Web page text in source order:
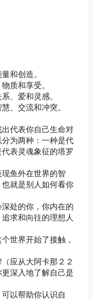
和创造。
质和享受。
、爱和灵感。
、交流和冲突。
代表你自己生命对
为两种：一种是代
表灵魂象征的塔罗
鱼外在世界的智
就是别人如何看你
处的你，你内在的
求和向往的理想人
世界开始了接触，
应从大阿卡那２２
深入地了解自己是
以帮助你认识自